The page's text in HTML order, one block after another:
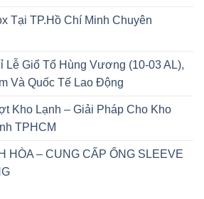
Tại TP.Hồ Chí Minh Chuyên
Lễ Giổ Tổ Hùng Vương (10-03 AL),
Và Quốc Tế Lao Động
Kho Lạnh – Giải Pháp Cho Kho
TPHCM
HÒA – CUNG CẤP ỐNG SLEEVE